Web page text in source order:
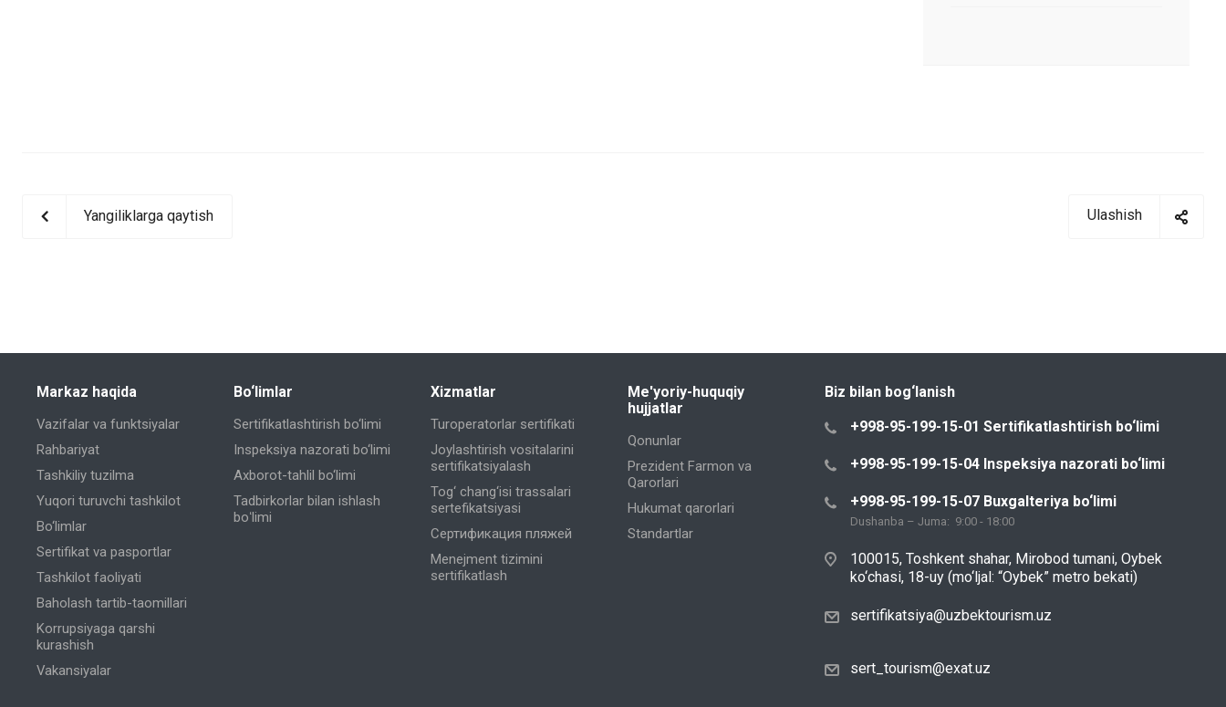
Ulashish
Yangiliklarga qaytish
Markaz haqida
Vazifalar va funktsiyalar
Rahbariyat
Tashkiliy tuzilma
Yuqori turuvchi tashkilot
Bo‘limlar
Sertifikat va pasportlar
Tashkilot faoliyati
Baholash tartib-taomillari
Korrupsiyaga qarshi
kurashish
Vakansiyalar
Bo‘limlar
Sertifikatlashtirish bo‘limi
Inspeksiya nazorati bo‘limi
Axborot-tahlil bo‘limi
Tadbirkorlar bilan ishlash
boʻlimi
Xizmatlar
Turoperatorlar sertifikati
Joylashtirish vositalarini
sertifikatsiyalash
Tog‘ chang‘isi trassalari
sertefikatsiyasi
Сертификация пляжей
Menejment tizimini
sertifikatlash
Me'yoriy-huquqiy
hujjatlar
Qonunlar
Prezident Farmon va
Qarorlari
Hukumat qarorlari
Standartlar
Biz bilan bog‘lanish
+998-95-199-15-01 Sertifikatlashtirish bo‘limi
+998-95-199-15-04 Inspeksiya nazorati bo‘limi
+998-95-199-15-07 Buxgalteriya bo‘limi
Dushanba – Juma: 9:00 - 18:00
100015, Toshkent shahar, Mirobod tumani, Oybek
ko‘chasi, 18-uy (mo‘ljal: “Oybek” metro bekati)
sertifikatsiya@uzbektourism.uz
sert_tourism@exat.uz